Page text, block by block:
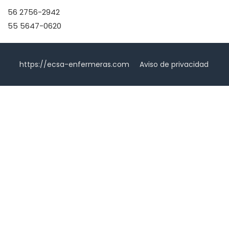
56 2756-2942
55 5647-0620
https://ecsa-enfermeras.com Aviso de privacidad